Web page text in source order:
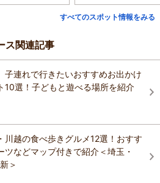
すべてのスポット情報をみる
ス関連記事
子連れで行きたいおすすめお出かけ
10選！子どもと遊べる場所を紹介
川越の食べ歩きグルメ12選！おすす
ツなどマップ付きで紹介＜埼玉・
＞